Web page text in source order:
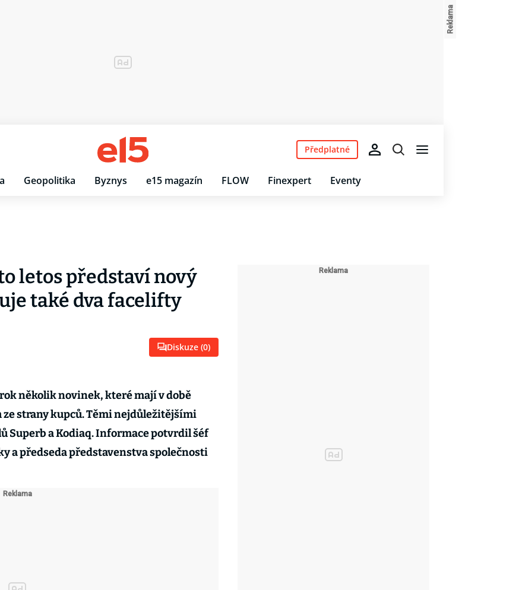
Geopolitika Byznys e15 magazín FLOW Finexpert Eventy
Předplatné
letos představí nový
také dva facelifty
Diskuze (0)
několik novinek, které mají v době
strany kupců. Těmi nejdůležitějšími
Superb a Kodiaq. Informace potvrdil šéf
a předseda představenstva společnosti